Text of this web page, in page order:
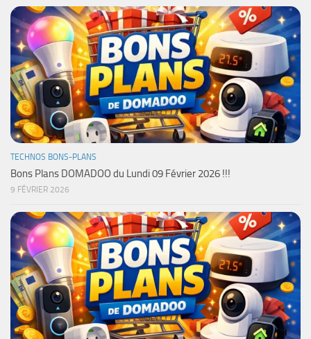
TECHNOS BONS-PLANS
Bons Plans DOMADOO du Lundi 09 Février 2026 !!!
9 FÉVRIER 2026